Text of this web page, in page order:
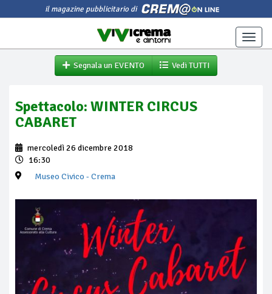
il magazine pubblicitario di
Toggle
Segnala un EVENTO
Vedi TUTTI
Spettacolo: WINTER CIRCUS
CABARET
mercoledì 26 dicembre 2018
16:30
Museo Civico - Crema